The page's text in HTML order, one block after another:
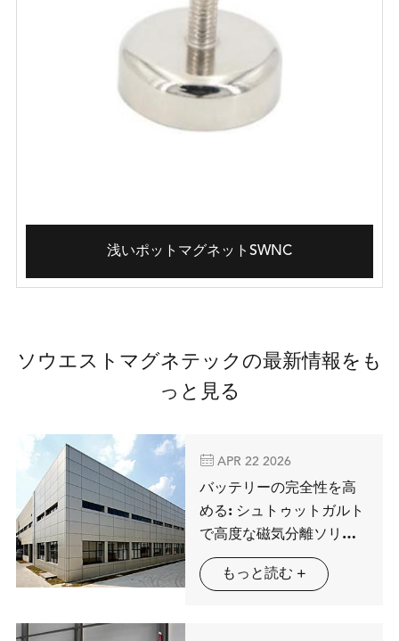
浅いポットマグネットSWNC
ソウエストマグネテックの最新情報をも
っと見る
 APR 22 2026
バッテリーの完全性を高
める: シュトゥットガルト
で高度な磁気分離ソリュ
ーションを展示するMAG
SPRINGもっと読む +